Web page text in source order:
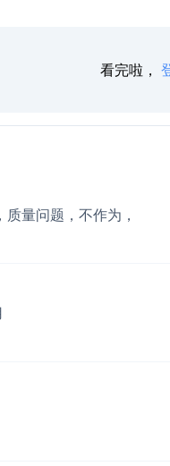
看完啦，
量问题，不作为，